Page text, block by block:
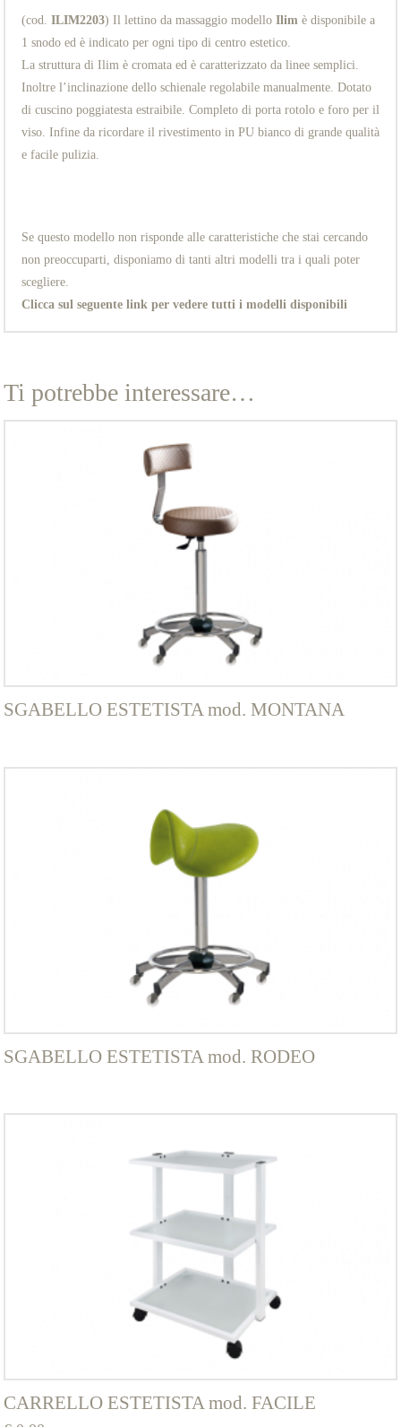
(cod. ILIM2203) Il lettino da massaggio modello Ilim è disponibile a
1 snodo ed è indicato per ogni tipo di centro estetico.
La struttura di Ilim è cromata ed è caratterizzato da linee semplici.
Inoltre l’inclinazione dello schienale regolabile manualmente. Dotato
di cuscino poggiatesta estraibile. Completo di porta rotolo e foro per il
viso. Infine da ricordare il rivestimento in PU bianco di grande qualità
e facile pulizia.
Se questo modello non risponde alle caratteristiche che stai cercando
non preoccuparti, disponiamo di tanti altri modelli tra i quali poter
scegliere.
Clicca sul seguente link per vedere tutti i modelli disponibili
Ti potrebbe interessare…
SGABELLO ESTETISTA mod. MONTANA
SGABELLO ESTETISTA mod. RODEO
CARRELLO ESTETISTA mod. FACILE